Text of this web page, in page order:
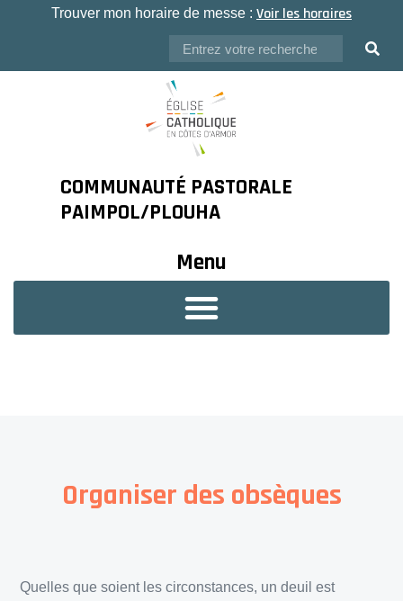
Trouver mon horaire de messe : Voir les horaires
COMMUNAUTÉ PASTORALE
PAIMPOL/PLOUHA
Menu
Organiser des obsèques
Quelles que soient les circonstances, un deuil est